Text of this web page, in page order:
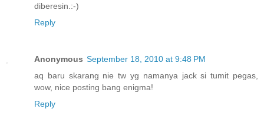
diberesin.:-)
Reply
Anonymous September 18, 2010 at 9:48 PM
aq baru skarang nie tw yg namanya jack si tumit pegas,
wow, nice posting bang enigma!
Reply